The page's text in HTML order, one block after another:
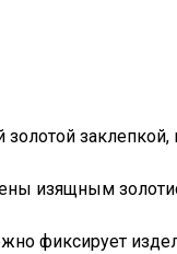
заклепкой,
изящным
фиксирует